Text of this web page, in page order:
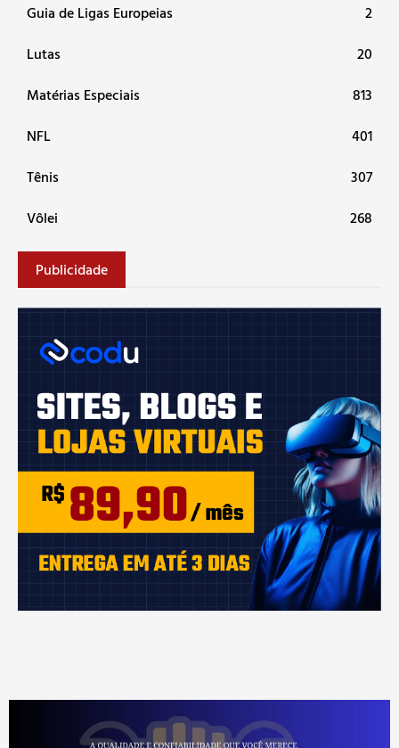
Guia de Ligas Europeias
2
Lutas
20
Matérias Especiais
813
NFL
401
Tênis
307
Vôlei
268
Publicidade